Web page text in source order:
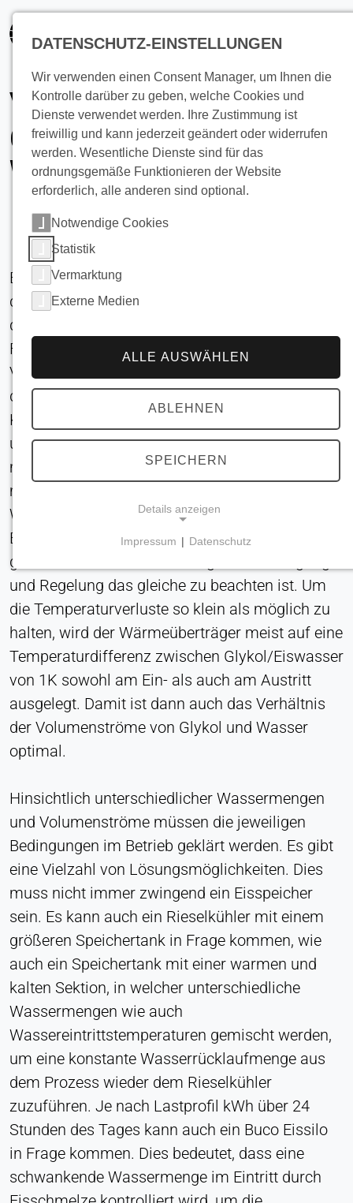
springen
Volumenströme im
Glykol/Eiswasser-
Wärmetauscher
Bei 2-Kreis-Kälteträgersystemen ist bekannt,
dass im Volllasttzeitpunkt der Volumenstrom
des Erzeugerkreislaufes eher größer, auf keinen
Fall aber kleiner sein soll als der des
Verbraucherkreislaufes. Die Folge wäre sonst,
dass der Schichtspeicher trotz voller
Kälteleistung der Kältemaschine weiter entladen
und warmer Rücklauf aus dem Speicher sich
mit dem kalten Vorlauf der Kältemaschine
mischt und so die Vorlauftemperatur anhebt.
Weniger bekannt ist, dass bei einem zwischen
Erzeuger- und Verbrauchskreislauf
geschaltetem Wärmeüberträger bei Auslegung
und Regelung das gleiche zu beachten ist. Um
die Temperaturverluste so klein als möglich zu
halten, wird der Wärmeüberträger meist auf eine
Temperaturdifferenz zwischen Glykol/Eiswasser
von 1K sowohl am Ein- als auch am Austritt
ausgelegt. Damit ist dann auch das Verhältnis
der Volumenströme von Glykol und Wasser
optimal.
Hinsichtlich unterschiedlicher Wassermengen
und Volumenströme müssen die jeweiligen
Bedingungen im Betrieb geklärt werden. Es gibt
eine Vielzahl von Lösungsmöglichkeiten. Dies
muss nicht immer zwingend ein Eisspeicher
sein. Es kann auch ein Rieselkühler mit einem
größeren Speichertank in Frage kommen, wie
auch ein Speichertank mit einer warmen und
kalten Sektion, in welcher unterschiedliche
Wassermengen wie auch
Wassereintrittstemperaturen gemischt werden,
um eine konstante Wasserrücklaufmenge aus
dem Prozess wieder dem Rieselkühler
zuzuführen. Je nach Lastprofil kWh über 24
Stunden des Tages kann auch ein Buco Eissilo
in Frage kommen. Dies bedeutet, dass eine
schwankende Wassermenge im Eintritt durch
DATENSCHUTZ-EINSTELLUNGEN
Wir verwenden einen Consent Manager, um Ihnen die
Kontrolle darüber zu geben, welche Cookies und
Dienste verwendet werden. Ihre Zustimmung ist
freiwillig und kann jederzeit geändert oder widerrufen
werden. Wesentliche Dienste sind für das
ordnungsgemäße Funktionieren der Website
erforderlich, alle anderen sind optional.
Notwendige Cookies
Statistik
Vermarktung
Externe Medien
ALLE AUSWÄHLEN
ABLEHNEN
SPEICHERN
Details anzeigen
Erforderlich für Kernfunktionen der Website wie
Navigation und Speicherung von
Datenschutzeinstellungen. Diese Cookies können
nicht deaktiviert werden.
Cookie_Zustimmung
Name:
Zustimmung
Zweck:
Speichert Ihre Datenschutzeinstellungen
Cookie Laufzeit:
1 Jahr
STATISTIK
Wird verwendet, um zu verstehen, wie die Website
genutzt wird, und um die Leistung und
Benutzerfreundlichkeit zu verbessern. Die Daten
werden anonymisiert verarbeitet.
Matomo
Heat Transfer Technology
Zweck:
Statistik
Cookie Laufzeit:
Sitzung
Impressum | Datenschutz